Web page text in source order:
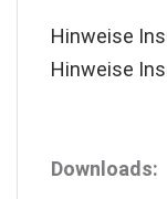
Hinweise
Hinweise
Downloads: